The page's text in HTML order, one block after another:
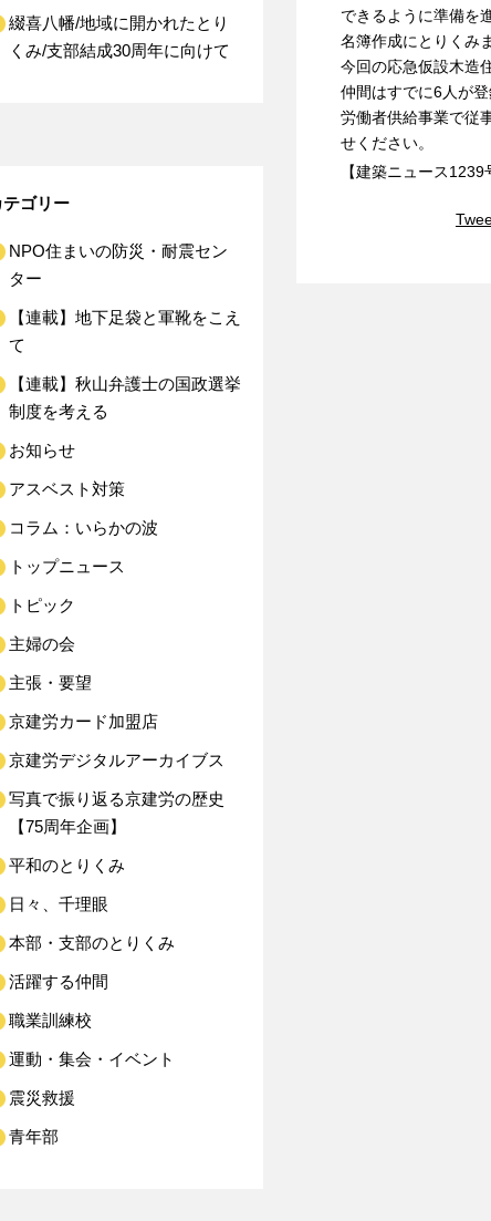
できるように準備を
名簿作成にとりくみ
今回の応急仮設木造
仲間はすでに6人が
労働者供給事業で従
せください。
【建築ニュース
綴喜八幡/地域に開かれたとり
くみ/支部結成30周年に向けて
テゴリー
NPO住まいの防災・耐震セン
ター
【連載】地下足袋と軍靴をこえ
て
【連載】秋山弁護士の国政選挙
制度を考える
お知らせ
アスベスト対策
コラム：いらかの波
トップニュース
トピック
主婦の会
主張・要望
京建労カード加盟店
京建労デジタルアーカイブス
写真で振り返る京建労の歴史
【75周年企画】
平和のとりくみ
日々、千理眼
本部・支部のとりくみ
活躍する仲間
職業訓練校
運動・集会・イベント
震災救援
青年部